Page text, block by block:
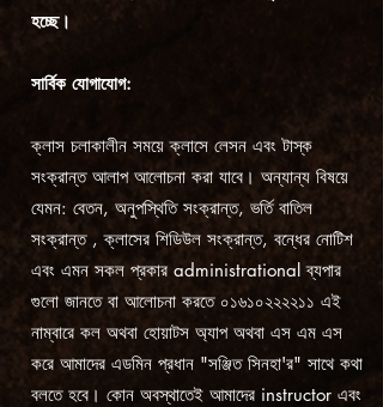
হচ্ছে।
সার্বিক যোগাযোগ:
ক্লাস চলাকালীন সময়ে ক্লাসে লেসন এবং টাস্ক
সংক্রান্ত আলাপ আলোচনা করা যাবে। অন্যান্য বিষয়ে
যেমন: বেতন, অনুপস্থিতি সংক্রান্ত, ভর্তি বাতিল
সংক্রান্ত , ক্লাসের শিডিউল সংক্রান্ত, বন্ধের নোটিশ
এবং এমন সকল প্রকার administrational ব্যপার
গুলো জানতে বা আলোচনা করতে ০১৬১০২২২২১১ এই
নাম্বারে কল অথবা হোয়াটস অ্যাপ অথবা এস এম এস
করে আমাদের এডমিন প্রধান "সঞ্জিত সিনহা'র" সাথে কথা
বলতে হবে। কোন অবস্থাতেই আমাদের instructor এবং